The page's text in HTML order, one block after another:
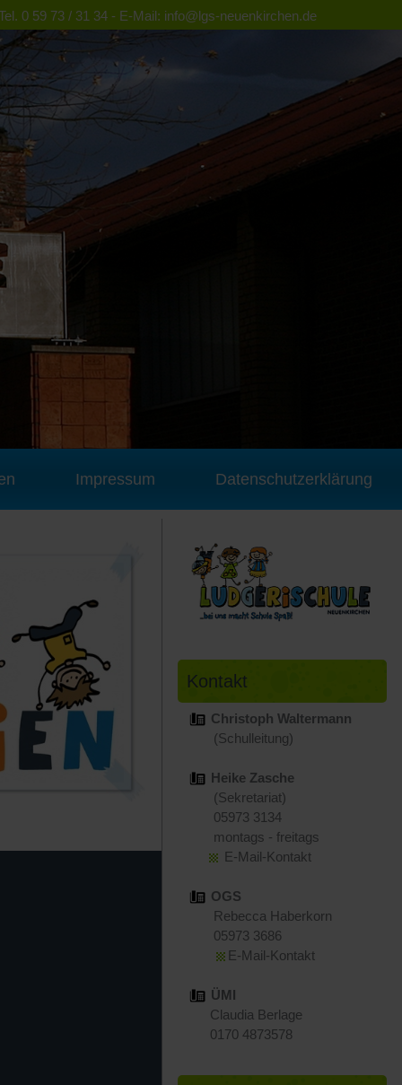
0 59 73 / 31 34 - E-Mail: info@lgs-neuenkirchen.de
Impressum Datenschutzerklärung
Kontakt
Christoph Waltermann
(Schulleitung)
Heike Zasche
(Sekretariat)
05973 3134
montags - freitags
E-Mail-Kontakt
OGS
Rebecca Haberkorn
05973 3686
E-Mail-Kontakt
ÜMI
Claudia Berlage
0170 4873578